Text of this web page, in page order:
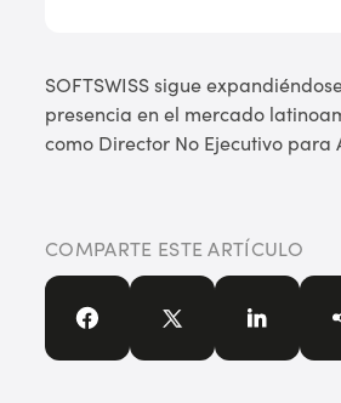
SOFTSWISS sigue
presencia en el mercado
como Director No Ejecutivo para
COMPARTE ESTE ARTÍCULO